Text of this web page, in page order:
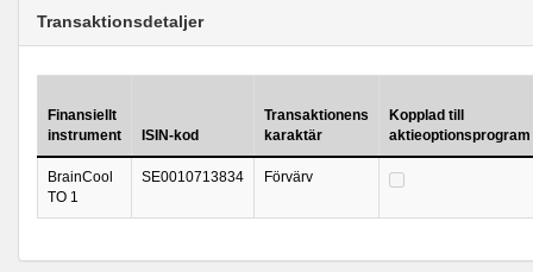
Transaktionsdetaljer
Finansiellt
instrument
ISIN-kod
Transaktionens
karaktär
Kopplad till
aktieoptionsprogram
BrainCool
TO 1
SE0010713834 Förvärv